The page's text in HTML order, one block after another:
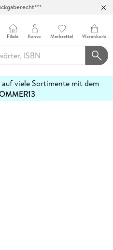
Filiale Konto Merkzettel Warenkorb
auf viele Sortimente mit dem